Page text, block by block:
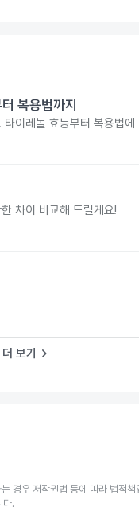
복용법까지
이레놀 효능부터 복용법
차이 비교해 드릴게요!
더 보기 keyboard_arrow_right
경우 저작권법 등에 따라 법적
다.